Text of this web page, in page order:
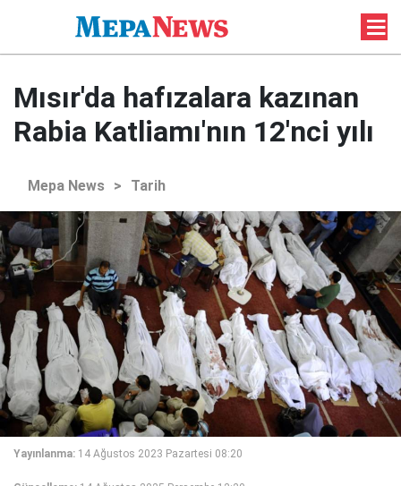
Mısır'da hafızalara kazınan
Rabia Katliamı'nın 12'nci yılı
Mepa News > Tarih
Yayınlanma: 14 Ağustos 2023 Pazartesi 08:20